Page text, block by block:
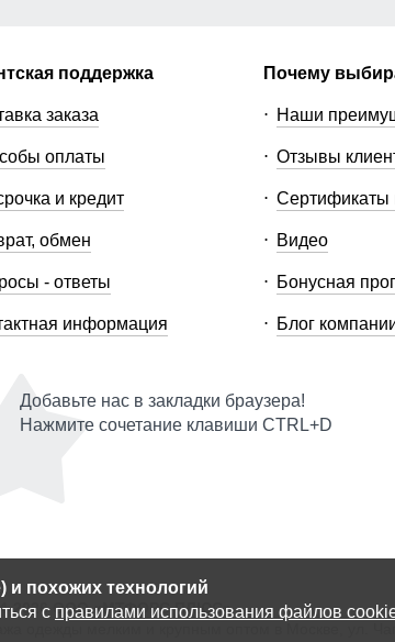
и похожих технологий
с правилами использования файлов
поддержка
заказа
оплаты
и кредит
обмен
- ответы
информация
Почему
Наши
Отзывы
Сертификаты
Видео
Бонусная
Блог
Добавьте нас в закладки браузера!
Нажмите сочетание клавиши CTRL+D
2026 ООО «МТФОРС ПЛЮС»